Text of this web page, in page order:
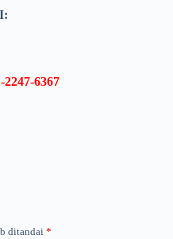
2247-6367
ditandai *